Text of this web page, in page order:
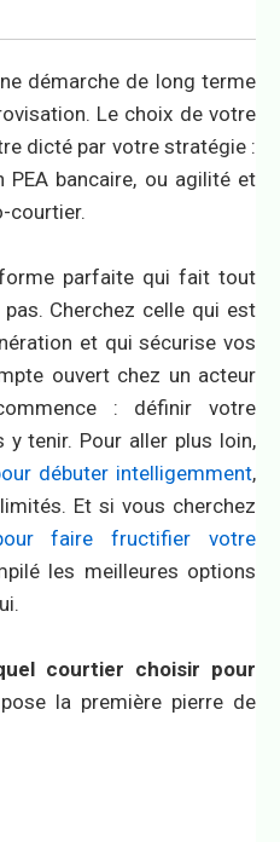
démarche de long terme
Le choix de votre
dicté par votre stratégie :
bancaire, ou agilité et
courtier.
parfaite qui fait tout
Cherchez celle qui est
et qui sécurise vos
ouvert chez un acteur
: définir votre
tenir. Pour aller plus loin,
débuter intelligemment,
Et si vous cherchez
faire fructifier votre
les meilleures options
courtier choisir pour
la première pierre de